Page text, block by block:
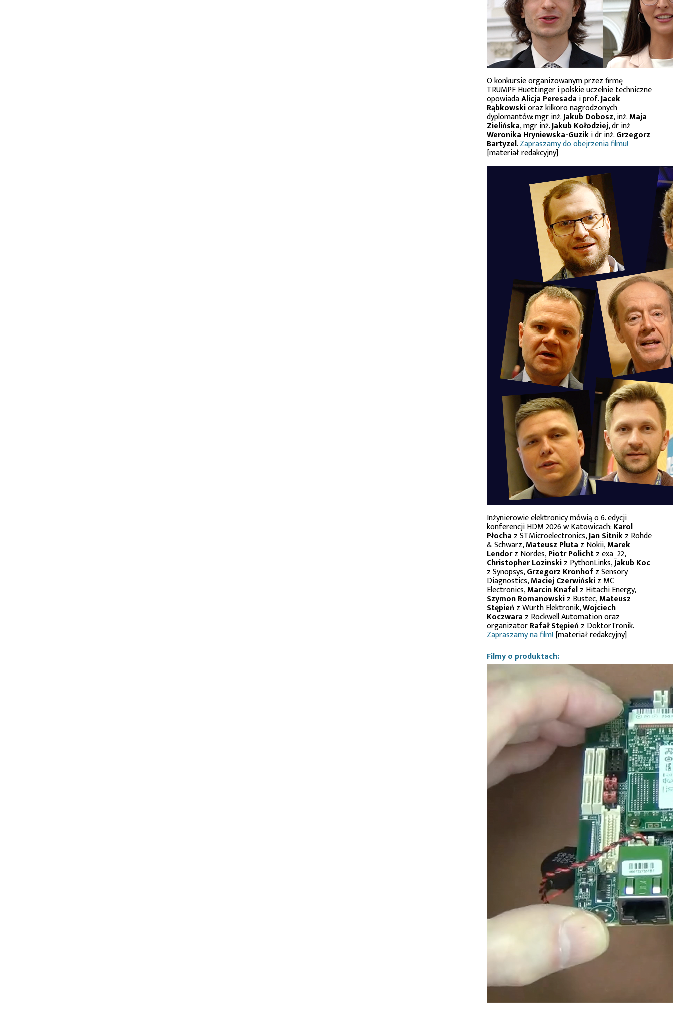
O konkursie organizowanym przez firmę
TRUMPF Huettinger i polskie uczelnie techniczne
opowiadaAlicja Peresada i prof.Jacek
Rąbkowskioraz kilkoro nagrodzonych
dyplomantów: mgr inż.Jakub Dobosz, inż.Maja
Zielińska, mgr inż.Jakub Kołodziej, dr inż
Weronika Hryniewska-Guziki dr inż.Grzegorz
Bartyzel.Zapraszamy do obejrzenia filmu!
[materiał redakcyjny]
Inżynierowie elektronicy mówią o 6. edycji
konferencji HDM 2026 w Katowicach:Karol
Płocha z STMicroelectronics,Jan Sitnikz Rohde
& Schwarz,Mateusz Pluta z Nokii,Marek
Lendorz Nordes,Piotr Polichtz exa_22,
Christopher Lozinskiz PythonLinks,Jakub Koc
z Synopsys,Grzegorz Kronhofz Sensory
Diagnostics,Maciej Czerwińskiz MC
Electronics,Marcin Knafelz Hitachi Energy,
Szymon Romanowskiz Bustec,Mateusz
Stępień z Würth Elektronik,Wojciech
Koczwara z Rockwell Automation oraz
organizatorRafał Stępień z DoktorTronik.
Zapraszamy na film![materiał redakcyjny]
Filmy o produktach: